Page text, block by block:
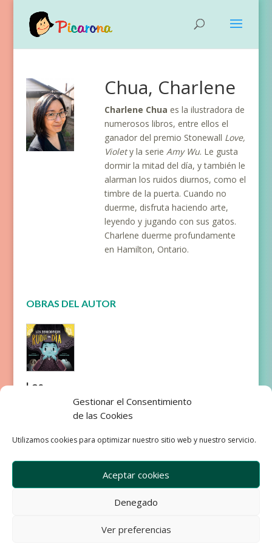
Gestionar el Consentimiento
de las Cookies
Utilizamos cookies para optimizar nuestro sitio web y nuestro servicio.
Aceptar cookies
Denegado
Ver preferencias
Chua, Charlene
Charlene Chua es la ilustradora de
numerosos libros, entre ellos el
ganador del premio Stonewall Love,
Violety la serieAmy Wu. Le gusta
dormir la mitad del día, y también le
alarman los ruidos diurnos, como el
timbre de la puerta. Cuando no
duerme, disfruta haciendo arte,
leyendo y jugando con sus gatos.
Charlene duerme profundamente
en Hamilton, Ontario.
OBRAS DEL AUTOR
Los
Aviso Legal
Condiciones de Venta